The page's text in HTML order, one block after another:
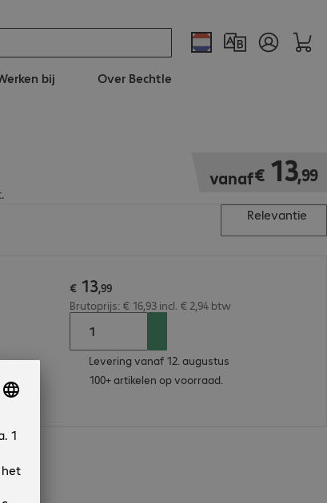
bij Over Bechtle
vanaf€ 13,99
€ 13,99
Relevantie
€ 13,99
Brutoprijs: € 16,93 incl. € 2,94 btw
Levering vanaf 12. augustus
100+ artikelen op voorraad.